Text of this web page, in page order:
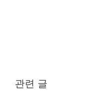
관련 글